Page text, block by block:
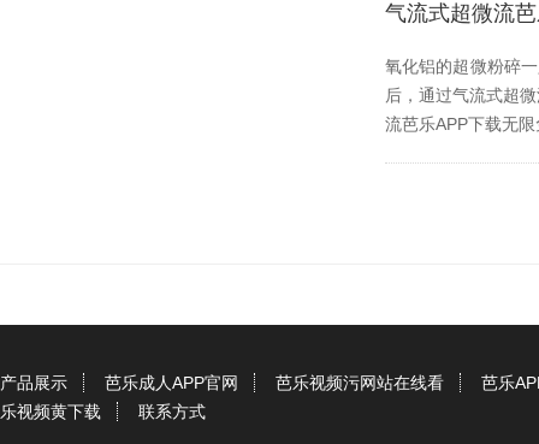
气流式超微流
氧化铝的超微粉碎一
后，通过气流式
流芭乐APP下载无限
产品展示 芭乐成人APP官网 芭乐视频污网站在线看
芭乐
乐视频黄下载
联系方式